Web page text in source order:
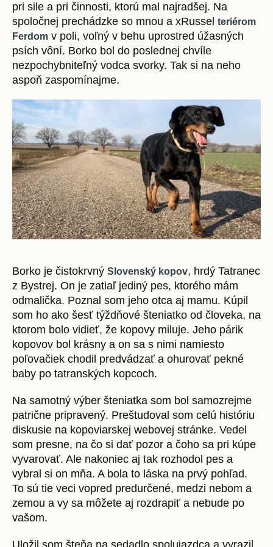
pri sile a pri činnosti, ktorú mal najradšej. Na
spoločnej prechádzke so mnou a xRussel teriérom
Ferdom v poli, voľný v behu uprostred úžasných
psích vôní. Borko bol do poslednej chvíle
nezpochybniteľný vodca svorky. Tak si na neho
aspoň zaspomínajme.
Borko je čistokrvný Slovenský kopov, hrdý Tatranec
z Bystrej. On je zatiaľ jediný pes, ktorého mám
odmalička. Poznal som jeho otca aj mamu. Kúpil
som ho ako šesť týždňové šteniatko od človeka, na
ktorom bolo vidieť, že kopovy miluje. Jeho párik
kopovov bol krásny a on sa s nimi namiesto
poľovačiek chodil predvádzať a ohurovať pekné
baby po tatranských kopcoch.
Na samotný výber šteniatka som bol samozrejme
patrične pripravený. Preštudoval som celú históriu
diskusie na kopoviarskej webovej stránke. Vedel
som presne, na čo si dať pozor a čoho sa pri kúpe
vyvarovať. Ale nakoniec aj tak rozhodol pes a
vybral si on mňa. A bola to láska na prvý pohľad.
To sú tie veci vopred predurčené, medzi nebom a
zemou a vy sa môžete aj rozdrapiť a nebude po
vašom.